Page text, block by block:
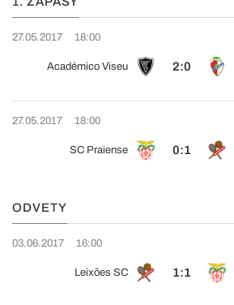
27.05.2017 18:00
Académico Viseu 2:0
27.05.2017 18:00
SC Praiense 0:1
ODVETY
03.06.2017 16:00
Leixões SC 1:1